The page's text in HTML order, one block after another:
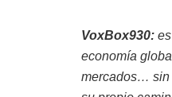
VoxBox930:
economía
mercados… sin